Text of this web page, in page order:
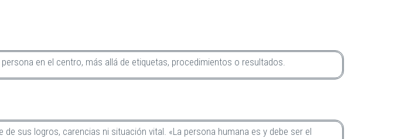
en el centro, más allá de etiquetas, procedimientos o resultados.
sus logros, carencias ni situación vital. «La persona humana es y debe ser el